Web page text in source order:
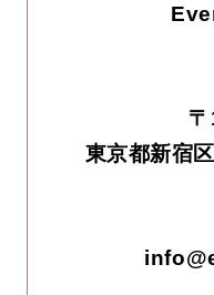
東京都新宿